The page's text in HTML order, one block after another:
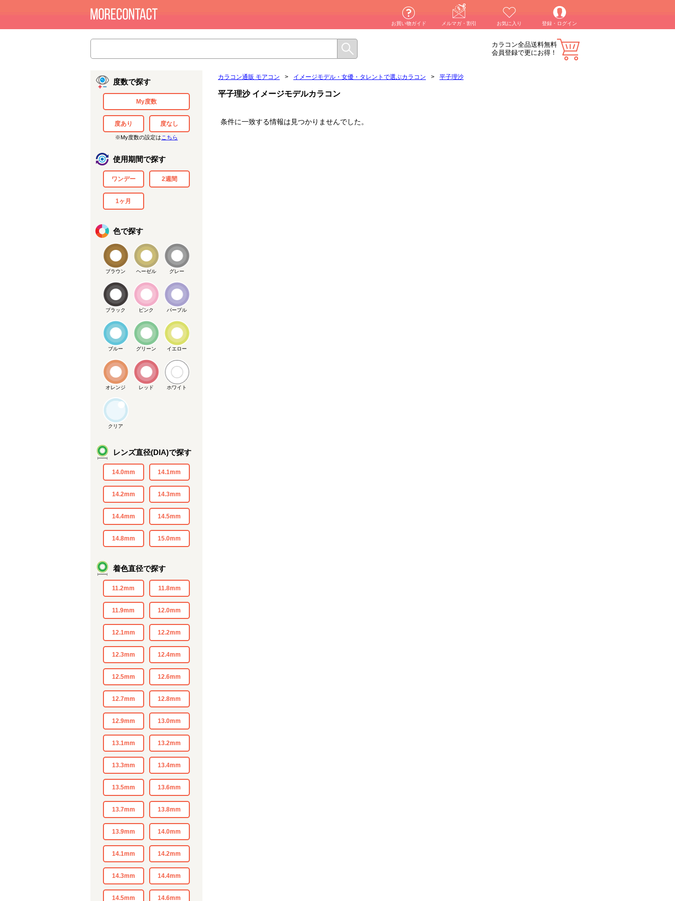
お買い物ガイド メルマガ・割引 お気に入り 登録・ログイン
カラコン全品送料無料
会員登録で更にお得！
度数で探す
My度数
度あり 度なし
※My度数の設定は こちら
使用期間で探す
ワンデー 2週間
1ヶ月
色で探す
ブラウン ヘーゼル グレー
ブラック ピンク パープル
ブルー グリーン イエロー
オレンジ レッド ホワイト
クリア
レンズ直径(DIA)で探す
14.0mm 14.1mm
14.2mm 14.3mm
14.4mm 14.5mm
14.8mm 15.0mm
着色直径で探す
11.2mm 11.8mm
11.9mm 12.0mm
12.1mm 12.2mm
12.3mm 12.4mm
12.5mm 12.6mm
12.7mm 12.8mm
12.9mm 13.0mm
13.1mm 13.2mm
13.3mm 13.4mm
13.5mm 13.6mm
13.7mm 13.8mm
13.9mm 14.0mm
14.1mm 14.2mm
14.3mm 14.4mm
14.5mm 14.6mm
カラコン通販 モアコン > イメージモデル・女優・タレントで選ぶカラコン > 平子理沙
平子理沙 イメージモデルカラコン
条件に一致する情報は見つかりませんでした。